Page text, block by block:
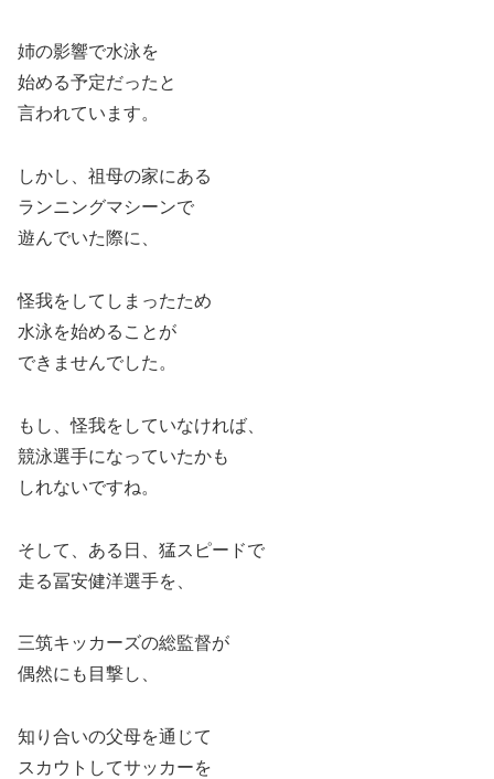
姉の影響で水泳を
始める予定だったと
言われています。
しかし、祖母の家にある
ランニングマシーンで
遊んでいた際に、
怪我をしてしまったため
水泳を始めることが
できませんでした。
もし、怪我をしていなければ、
競泳選手になっていたかも
しれないですね。
そして、ある日、猛スピードで
走る冨安健洋選手を、
三筑キッカーズの総監督が
偶然にも目撃し、
知り合いの父母を通じて
スカウトしてサッカーを